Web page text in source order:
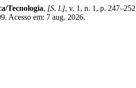
Tecnologia, [S. l.], v. 1, n. 1, p.
Acesso em: 7 aug. 2026.